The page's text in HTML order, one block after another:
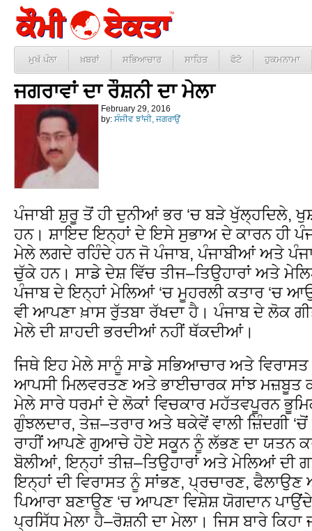
ਮੁਖੱ ਪੰਨਾ ਖ਼ਬਰਾਂ ਸਭਿਆਚਾਰ ਸਾਹਿਤ ਫੋਟੋ ਹੁਕਮਨਾਮਾ
ਜਗਰਾਵਾਂ ਦਾ ਰੌਸ਼ਨੀ ਦਾ ਮੇਲਾ
February 29, 2016
by: ਸੰਜੀਵ ਝਾਂਜੀ, ਜਗਰਾਉਂ
ਪੰਜਾਬੀ ਸ਼ੁਰੂ ਤੋਂ ਹੀ ਦੁਨੀਆਂ ਭਰ ‘ਚ ਬੜੇ ਖੁੱਲ੍ਹਦਿਲੇ,
ਹਨ। ਸ਼ਾਇਦ ਇਨ੍ਹਾਂ ਦੇ ਇਸੇ ਸੁਭਾਅ ਦੇ ਕਾਰਨ ਹੀ
ਮੇਲੇ ਲਗਦੇ ਰਹਿੰਦੇ ਹਨ ਜੋ ਪੰਜਾਬ, ਪੰਜਾਬੀਆਂ ਅਤੇ
ਚੁੱਕੇ ਹਨ। ਸਾਡੇ ਦੇਸ਼ ਵਿੱਚ ਤੀਜ–ਤਿਉਹਾਰਾਂ ਅਤੇ
ਪੰਜਾਬ ਦੇ ਇਨ੍ਹਾਂ ਮੇਲਿਆਂ ‘ਚ ਮੂਹਰਲੀ ਕਤਾਰ ‘ਚ
ਵੀ ਆਪਣਾ ਖ਼ਾਸ ਰੁੱਤਬਾ ਰੱਖਦਾ ਹੈ। ਪੰਜਾਬ ਦੇ ਲੋਕ
ਮੇਲੇ ਦੀ ਸ਼ਾਹਦੀ ਭਰਦੀਆਂ ਨਹੀਂ ਥੱਕਦੀਆਂ।
ਜਿਥੇ ਇਹ ਮੇਲੇ ਸਾਨੂੰ ਸਾਡੇ ਸਭਿਆਚਾਰ ਅਤੇ
ਆਪਸੀ ਮਿਲਵਰਤਣ ਅਤੇ ਭਾਈਚਾਰਕ ਸਾਂਝ
ਮੇਲੇ ਸਾਰੇ ਧਰਮਾਂ ਦੇ ਲੋਕਾਂ ਵਿਚਕਾਰ ਮਹੱਤਵਪੂਰਨ
ਗੁੰਝਲਦਾਰ, ਤੇਜ਼–ਤਰਾਰ ਅਤੇ ਥਕੇਵੇਂ ਵਾਲੀ ਜ਼ਿੰਦਗੀ
ਰਾਹੀਂ ਆਪਣੇ ਗੁਆਚੇ ਹੋਏ ਸਕੂਨ ਨੂੰ ਲੱਭਣ ਦਾ ਯਤਨ
ਬੋਲੀਆਂ, ਇਨ੍ਹਾਂ ਤੀਜ਼–ਤਿਉਹਾਰਾਂ ਅਤੇ ਮੇਲਿਆਂ ਦੀ
ਇਨ੍ਹਾਂ ਦੀ ਵਿਰਾਸਤ ਨੂੰ ਸਾਂਭਣ, ਪ੍ਰਚਾਰਣ,
ਪਿਆਰਾ ਬਣਾਉਣ ‘ਚ ਆਪਣਾ ਵਿਸ਼ੇਸ਼ ਯੋਗਦਾਨ
ਪ੍ਰਸਿੱਧ ਮੇਲਾ ਹੈ–ਰੋਸ਼ਨੀ ਦਾ ਮੇਲਾ। ਜਿਸ ਬਾਰੇ ਕਿਹਾ